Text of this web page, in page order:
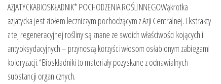
AZJATYCKABIOSKŁADNIK* POCHODZENIA ROŚLINNEGOWąkrotka
azjatycka jest ziołem leczniczym pochodzącym z Azji Centralnej. Ekstrakty
z tej regeneracyjnej rośliny są znane ze swoich właściwości kojących i
antyoksydacyjnych – przynoszą korzyści włosom osłabionym zabiegami
koloryzacji.*Bioskładniki to materiały pozyskane z odnawialnych
substancji organicznych.